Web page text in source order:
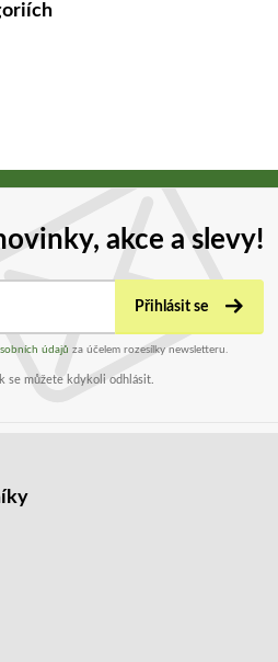
akce a slevy!
Přihlásit se
údajů za účelem rozesílky newsletteru.
se můžete kdykoli odhlásit.